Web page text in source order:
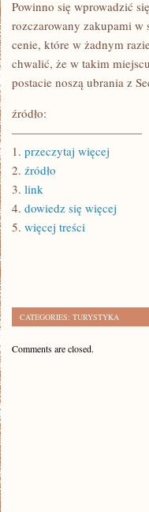
Powinno się wprowadzić
rozczarowany zakupami
cenie, które w żadnym
chwalić, że w takim
postacie noszą ubrania z
źródło:
———————————
1. przeczytaj więcej
2. źródło
3. link
4. dowiedz się więcej
5. więcej treści
CATEGORIES: TURYSTYKA
Comments are closed.